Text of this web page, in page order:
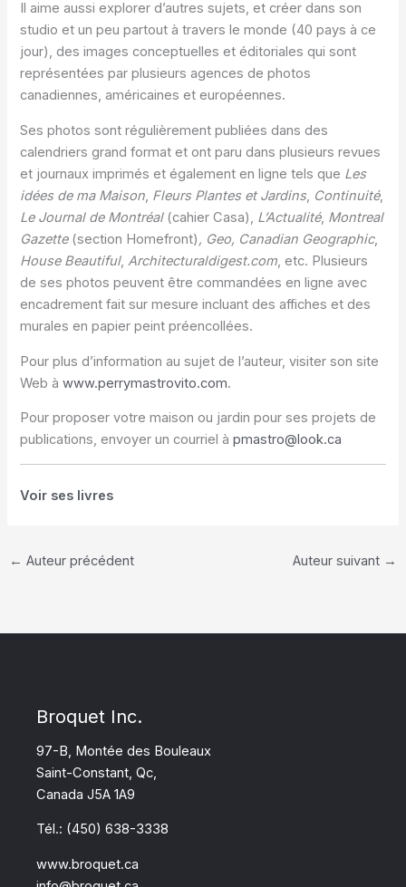
Il aime aussi explorer d’autres sujets, et créer dans son
studio et un peu partout à travers le monde (40 pays à ce
jour), des images conceptuelles et éditoriales qui sont
représentées par plusieurs agences de photos
canadiennes, américaines et européennes.
Ses photos sont régulièrement publiées dans des
calendriers grand format et ont paru dans plusieurs revues
et journaux imprimés et également en ligne tels que Les
idées de ma Maison, Fleurs Plantes et Jardins, Continuité,
Le Journal de Montréal (cahier Casa), L’Actualité, Montreal
Gazette (section Homefront), Geo, Canadian Geographic,
House Beautiful,Architecturaldigest.com, etc. Plusieurs
de ses photos peuvent être commandées en ligne avec
encadrement fait sur mesure incluant des affiches et des
murales en papier peint préencollées.
Pour plus d’information au sujet de l’auteur, visiter son site
Web àwww.perrymastrovito.com.
Pour proposer votre maison ou jardin pour ses projets de
publications, envoyer un courriel àpmastro@look.ca
Voir ses livres
← Auteur précédent Auteur suivant →
Broquet Inc.
97-B, Montée des Bouleaux
Saint-Constant, Qc,
Canada J5A 1A9
Tél.: (450) 638-3338
www.broquet.ca